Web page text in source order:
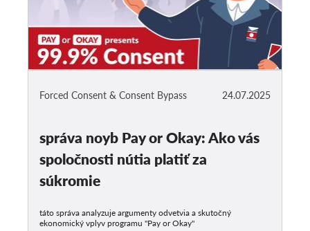
24.07.2025
Forced Consent & Consent Bypass
správa noyb Pay or Okay: Ako vás
spoločnosti nútia platiť za
súkromie
táto správa analyzuje argumenty odvetvia a skutočný
ekonomický vplyv programu "Pay or Okay"